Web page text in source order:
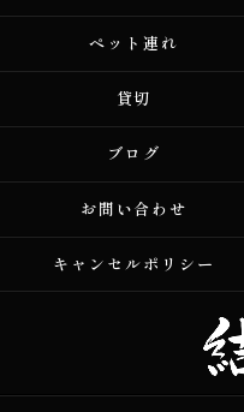
ペット連れ
貸切
ブログ
お問い合わせ
キャンセルポリシー